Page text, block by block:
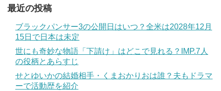
最近の投稿
ブラックパンサー3の公開日はいつ？全米は2028年12月
15日で日本は未定
世にも奇妙な物語「下請け」はどこで見れる？IMP.7人
の役柄とあらすじ
せとゆいかの結婚相手・くまおかりおは誰？夫もドラマ
ーで活動歴を紹介